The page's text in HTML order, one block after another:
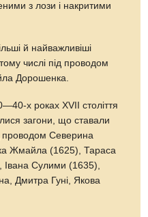
з лози і накритими
й найважливіші
числі під проводом
Дорошенка.
х роках XVII століття
загони, що ставали
проводом Северина
Жмайла (1625), Тараса
Сулими (1635),
Дмитра Гуні, Якова